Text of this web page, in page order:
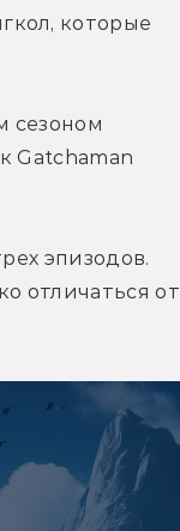
которые
сезоном
Gatchaman
эпизодов.
отличаться от